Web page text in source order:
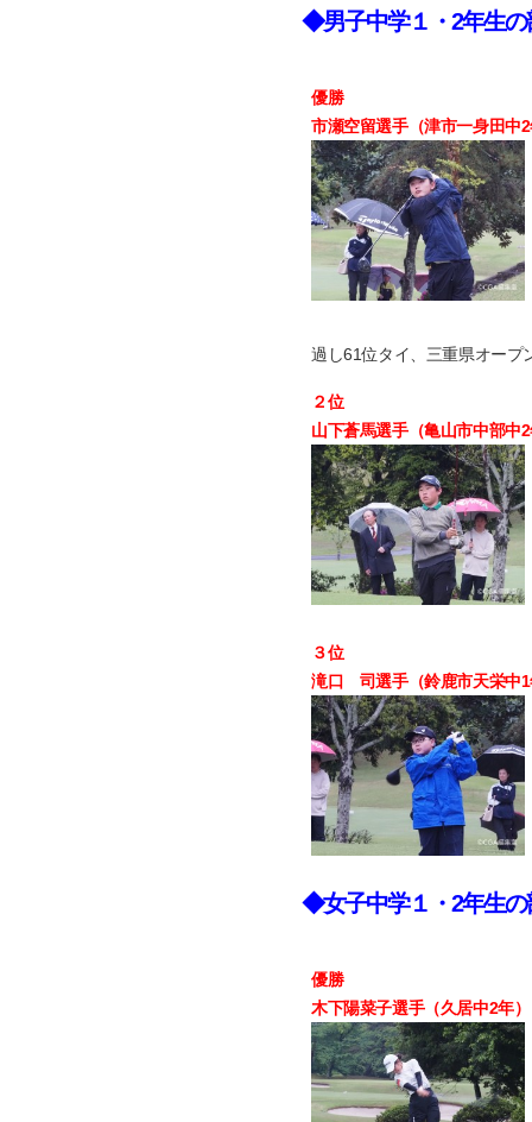
◆男子中学１・2年生
優勝
市瀬空留選手（津市一身田
過し61位タイ、三重県オープ
２位
山下蒼馬選手（亀山市中部
３位
滝口 司選手（鈴鹿市天栄中
◆女子中学１・2年生
優勝
木下陽菜子選手（久居中2